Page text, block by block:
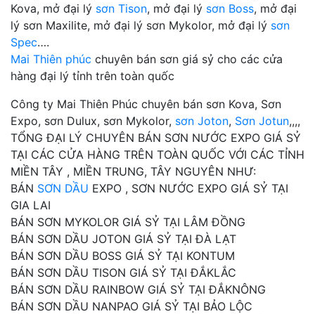
Kova, mở đại lý sơn Tison, mở đại lý sơn Boss, mở đại
lý sơn Maxilite, mở đại lý sơn Mykolor, mở đại lý sơn
Spec….
Mai Thiên phúc chuyên bán sơn giá sỷ cho các cửa
hàng đại lý tỉnh trên toàn quốc
Công ty Mai Thiên Phúc chuyên bán sơn Kova, Sơn
Expo, sơn Dulux, sơn Mykolor, sơn Joton, Sơn Jotun,,,,
TỔNG ĐẠI LÝ CHUYÊN BÁN SƠN NƯỚC EXPO GIÁ SỶ
TẠI CÁC CỬA HÀNG TRÊN TOÀN QUỐC VỚI CÁC TỈNH
MIỀN TÂY , MIỀN TRUNG, TÂY NGUYÊN NHƯ:
BÁN SƠN DẦU EXPO , SƠN NƯỚC EXPO GIÁ SỶ TẠI
GIA LAI
BÁN SƠN MYKOLOR GIÁ SỶ TẠI LÂM ĐỒNG
BÁN SƠN DẦU JOTON GIÁ SỶ TẠI ĐÀ LẠT
BÁN SƠN DẦU BOSS GIÁ SỶ TẠI KONTUM
BÁN SƠN DẦU TISON GIÁ SỶ TẠI ĐẮKLẮC
BÁN SƠN DẦU RAINBOW GIÁ SỶ TẠI ĐẮKNÔNG
BÁN SƠN DẦU NANPAO GIÁ SỶ TẠI BẢO LỘC